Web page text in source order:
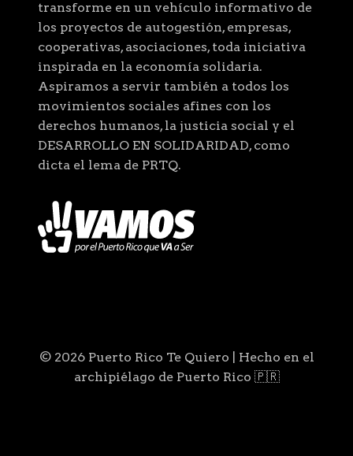
transforme en un vehículo informativo de
los proyectos de autogestión, empresas,
cooperativas, asociaciones, toda iniciativa
inspirada en la economía solidaria.
Aspiramos a servir también a todos los
movimientos sociales afines con los
derechos humanos, la justicia social y el
DESARROLLO EN SOLIDARIDAD, como
dicta el lema de PRTQ.
© 2026 Puerto Rico Te Quiero | Hecho en el
archipiélago de Puerto Rico 🇵🇷